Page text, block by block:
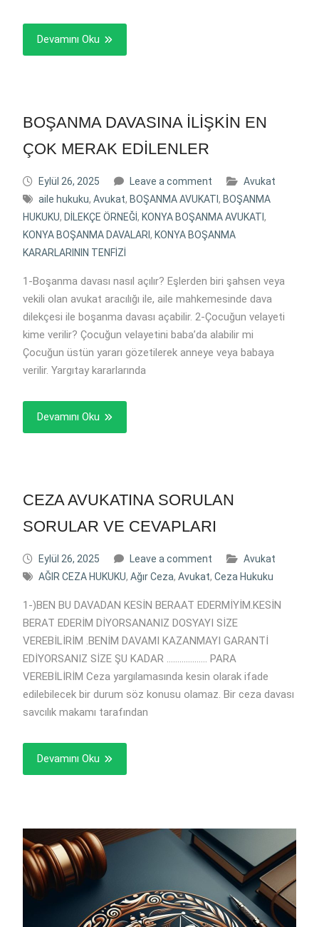
Devamını Oku
BOŞANMA DAVASINA İLİŞKİN EN
ÇOK MERAK EDİLENLER
Eylül 26, 2025 Leave a comment
Avukat
aile hukuku, Avukat, BOŞANMA AVUKATI , BOŞANMA
HUKUKU, DİLEKÇE ÖRNEĞİ , KONYA BOŞANMA AVUKATI ,
KONYA BOŞANMA DAVALARI , KONYA BOŞANMA
KARARLARININ TENFİZİ
1-Boşanma davası nasıl açılır? Eşlerden biri şahsen veya
vekili olan avukat aracılığı ile, aile mahkemesinde dava
dilekçesi ile boşanma davası açabilir. 2-Çocuğun velayeti
kime verilir? Çocuğun velayetini baba’da alabilir mi
Çocuğun üstün yararı gözetilerek anneye veya babaya
verilir. Yargıtay kararlarında
Devamını Oku
CEZA AVUKATINA SORULAN
SORULAR VE CEVAPLARI
Eylül 26, 2025 Leave a comment
Avukat
AĞIR CEZA HUKUKU, Ağır Ceza, Avukat, Ceza Hukuku
1-)BEN BU DAVADAN KESİN BERAAT EDERMİYİM.KESİN
BERAT EDERİM DİYORSANANIZ DOSYAYI SİZE
VEREBİLİRİM .BENİM DAVAMI KAZANMAYI GARANTİ
EDİYORSANIZ SİZE ŞU KADAR ………………. PARA
VEREBİLİRİM Ceza yargılamasında kesin olarak ifade
edilebilecek bir durum söz konusu olamaz. Bir ceza davası
savcılık makamı tarafından
Devamını Oku